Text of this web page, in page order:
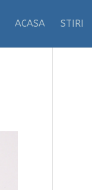
ACASA STIRI